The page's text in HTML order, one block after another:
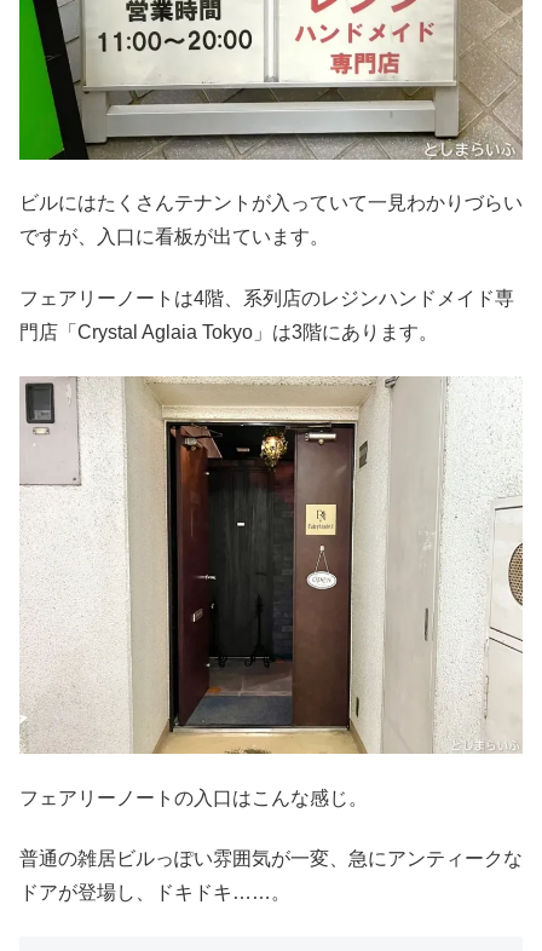
ビルにはたくさんテナントが入っていて一見わかりづらい
ですが、入口に看板が出ています。
フェアリーノートは4階、系列店のレジンハンドメイド専
門店「Crystal Aglaia Tokyo」は3階にあります。
フェアリーノートの入口はこんな感じ。
普通の雑居ビルっぽい雰囲気が一変、急にアンティークな
ドアが登場し、ドキドキ……。